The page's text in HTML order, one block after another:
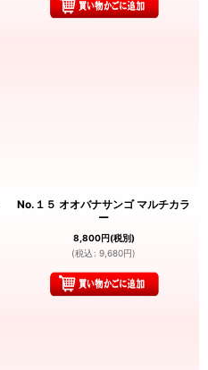
No.１５ オオバナサンゴ マルチカラ
ー
8,800円(税別)
(税込 : 9,680円)